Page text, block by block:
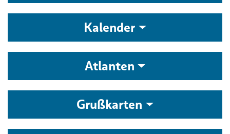
Kalender
Atlanten
Grußkarten